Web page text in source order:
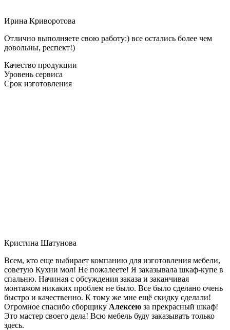
Ирина Криворотова
Отлично выполняете свою работу:) все остались более чем
довольны, респект!)
Качество продукции
Уровень сервиса
Срок изготовления
Кристина Шатунова
Всем, кто еще выбирает компанию для изготовления мебели,
советую Кухни мол! Не пожалеете! Я заказывала шкаф-купе в
спальню. Начиная с обсуждения заказа и заканчивая
монтажом никаких проблем не было. Все было сделано очень
быстро и качественно. К тому же мне ещё скидку сделали!
Огромное спасибо сборщику Алексею за прекрасный шкаф!
Это мастер своего дела! Всю мебель буду заказывать только
здесь.